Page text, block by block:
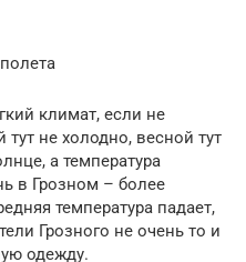
климат, если не
не холодно, весной тут
а температура
в Грозном – более
температура падает,
Грозного не очень то и
одежду.